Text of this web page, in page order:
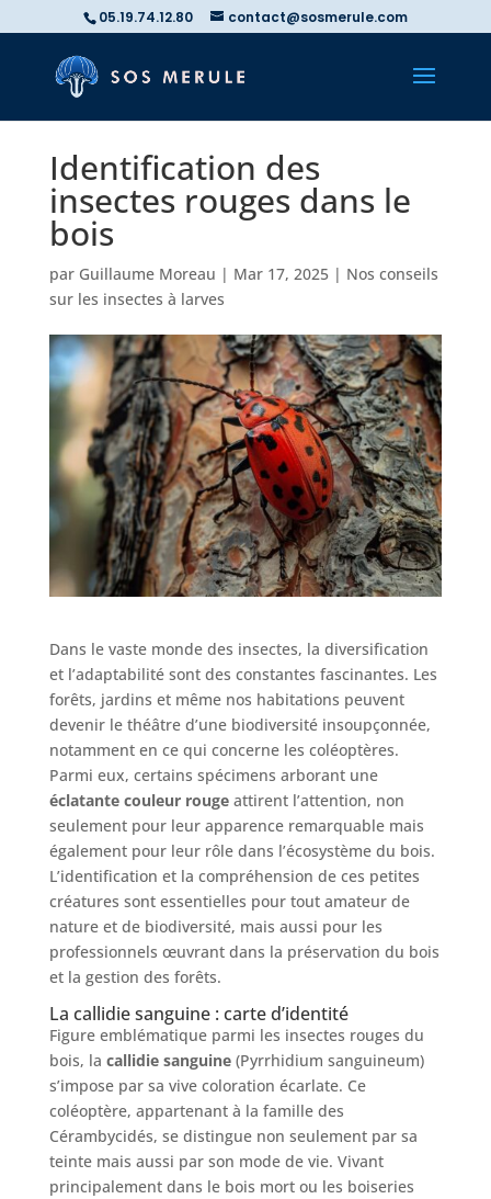
05.19.74.12.80 contact@sosmerule.com
Identification des
insectes rouges dans le
bois
par Guillaume Moreau | Mar 17, 2025| Nos conseils
sur les insectes à larves
Dans le vaste monde des insectes, la diversification
et l’adaptabilité sont des constantes fascinantes. Les
forêts, jardins et même nos habitations peuvent
devenir le théâtre d’une biodiversité insoupçonnée,
notamment en ce qui concerne les coléoptères.
Parmi eux, certains spécimens arborant une
éclatante couleur rougeattirent l’attention, non
seulement pour leur apparence remarquable mais
également pour leur rôle dans l’écosystème du bois.
L’identification et la compréhension de ces petites
créatures sont essentielles pour tout amateur de
nature et de biodiversité, mais aussi pour les
professionnels œuvrant dans la préservation du bois
et la gestion des forêts.
La callidie sanguine : carte d’identité
Figure emblématique parmi les insectes rouges du
bois, la callidie sanguine(Pyrrhidium sanguineum)
s’impose par sa vive coloration écarlate. Ce
coléoptère, appartenant à la famille des
Cérambycidés, se distingue non seulement par sa
teinte mais aussi par son mode de vie. Vivant
principalement dans le bois mort ou les boiseries